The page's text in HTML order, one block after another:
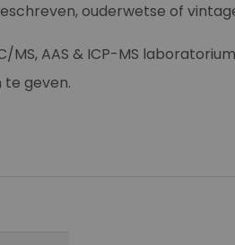
ouderwetse of
MS, AAS & ICP-MS
te geven.